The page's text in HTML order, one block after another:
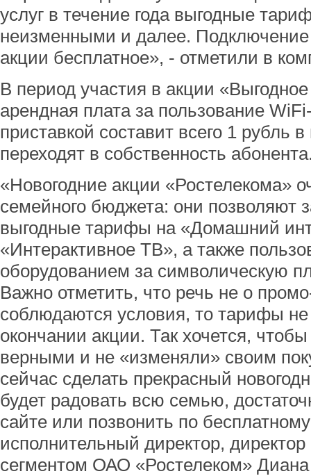
услуг в течение года выгодные
неизменными и далее. Подключение
акции бесплатное», - отметили в
В период участия в акции
арендная плата за пользование
приставкой составит всего 1 рубль
переходят в собственность
«Новогодние акции «Ростелекома»
семейного бюджета: они позволяют
выгодные тарифы на «Домашний
«Интерактивное ТВ», а также
оборудованием за символическую
Важно отметить, что речь не о
соблюдаются условия, то тарифы
окончании акции. Так хочется,
верными и не «изменяли» своим
сейчас сделать прекрасный
будет радовать всю семью,
сайте или позвонить по
исполнительный директор,
сегментом ОАО «Ростелеком»